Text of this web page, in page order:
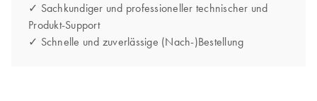
✓ Sachkundiger und professioneller technischer und
Produkt-Support
✓ Schnelle und zuverlässige (Nach-)Bestellung